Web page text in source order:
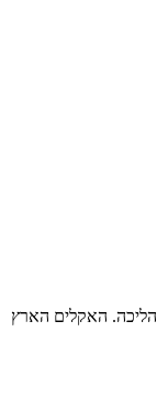
הליכה. האקלים הארץ